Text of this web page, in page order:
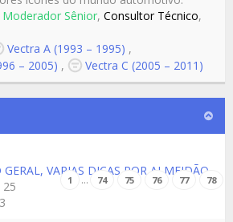
Moderador Sênior, Consultor Técnico,
Vectra A (1993 – 1995) ,
– 2005) , Vectra C (2005 – 2011)
VARIAS DICAS POR ALMEIDÃO
1 … 74 75 76 77 78
25